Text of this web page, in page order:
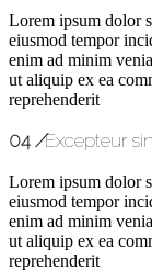
Lorem ipsum dolor
eiusmod tempor
enim ad minim
ut aliquip ex ea
reprehenderit
04 /Excepteur
Lorem ipsum dolor
eiusmod tempor
enim ad minim
ut aliquip ex ea
reprehenderit